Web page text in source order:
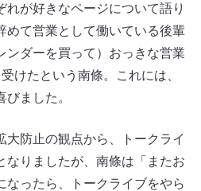
れが好きなページについて語り
めて営業として働いている後輩
ンダーを買って）おっきな営業
けたという南條。これには、
ました。
大防止の観点から、トークライ
なりましたが、南條は「またお
なったら、トークライブをやら